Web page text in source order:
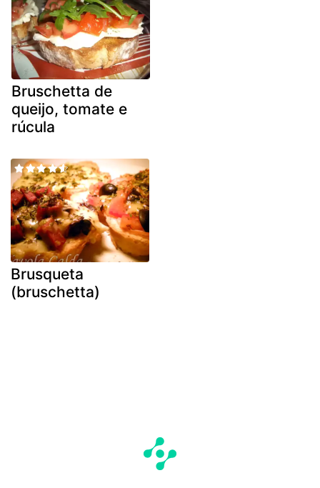
Bruschetta de
queijo, tomate e
rúcula
Brusqueta
(bruschetta)